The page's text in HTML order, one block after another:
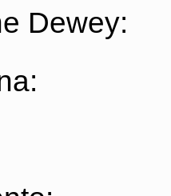
Dewey: